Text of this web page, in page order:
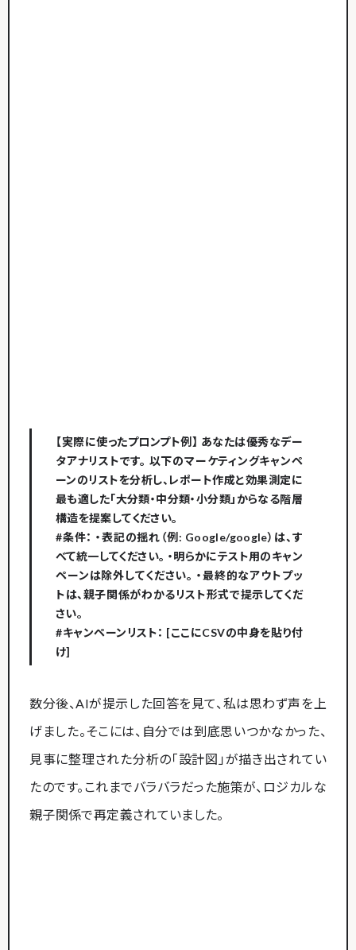
【実際に使ったプロンプト例】 あなたは優秀なデー
タアナリストです。 以下のマーケティングキャンペ
ーンのリストを分析し、レポート作成と効果測定に
最も適した「大分類・中分類・小分類」からなる階層
構造を提案してください。
#条件： ・表記の揺れ（例: Google/google）は、す
べて統一してください。 ・明らかにテスト用のキャン
ペーンは除外してください。 ・最終的なアウトプッ
トは、親子関係がわかるリスト形式で提示してくだ
さい。
#キャンペーンリスト： [ここにCSVの中身を貼り付
け]
数分後、AIが提示した回答を見て、私は思わず声を上
げました。そこには、自分では到底思いつかなかった、
見事に整理された分析の「設計図」が描き出されてい
たのです。これまでバラバラだった施策が、ロジカルな
親子関係で再定義されていました。